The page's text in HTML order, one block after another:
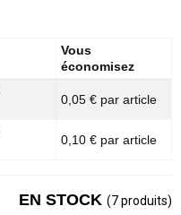
Vous
économisez
0,05 € par article
0,10 € par article
EN STOCK (7 produits)